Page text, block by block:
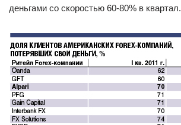
деньгами со скоростью 60-80% в квартал.